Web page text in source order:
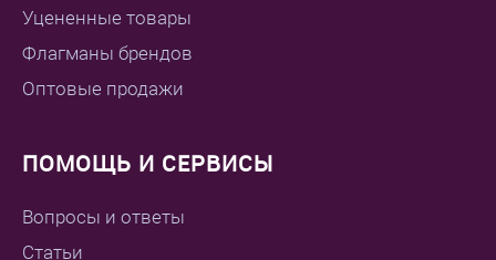
Уцененные товары
Флагманы брендов
Оптовые продажи
ПОМОЩЬ И СЕРВИСЫ
Вопросы и ответы
Статьи